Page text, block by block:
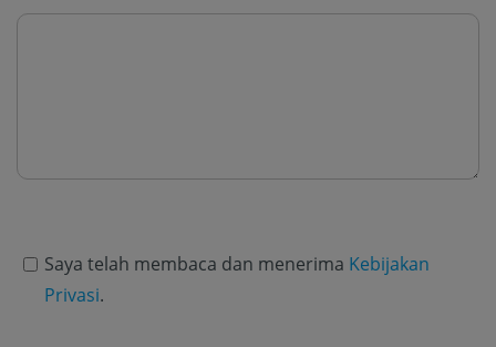
Saya telah membaca dan menerima Kebijakan
Privasi.